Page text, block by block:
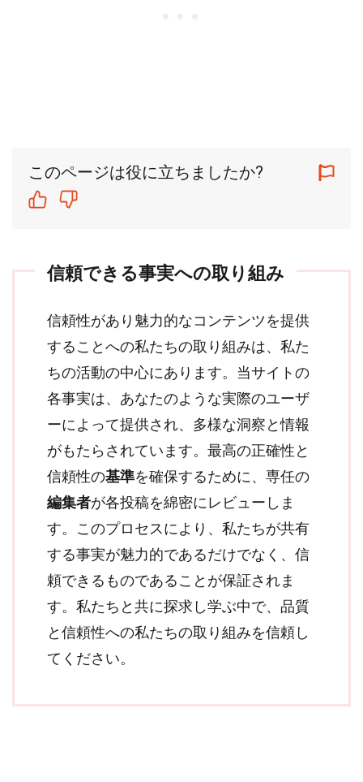
このページは役に立ちましたか?
信頼できる事実への取り組み
信頼性があり魅力的なコンテンツを提供
することへの私たちの取り組みは、私た
ちの活動の中心にあります。当サイトの
各事実は、あなたのような実際のユーザ
ーによって提供され、多様な洞察と情報
がもたらされています。最高の正確性と
信頼性の基準を確保するために、専任の
編集者が各投稿を綿密にレビューしま
す。このプロセスにより、私たちが共有
する事実が魅力的であるだけでなく、信
頼できるものであることが保証されま
す。私たちと共に探求し学ぶ中で、品質
と信頼性への私たちの取り組みを信頼し
てください。